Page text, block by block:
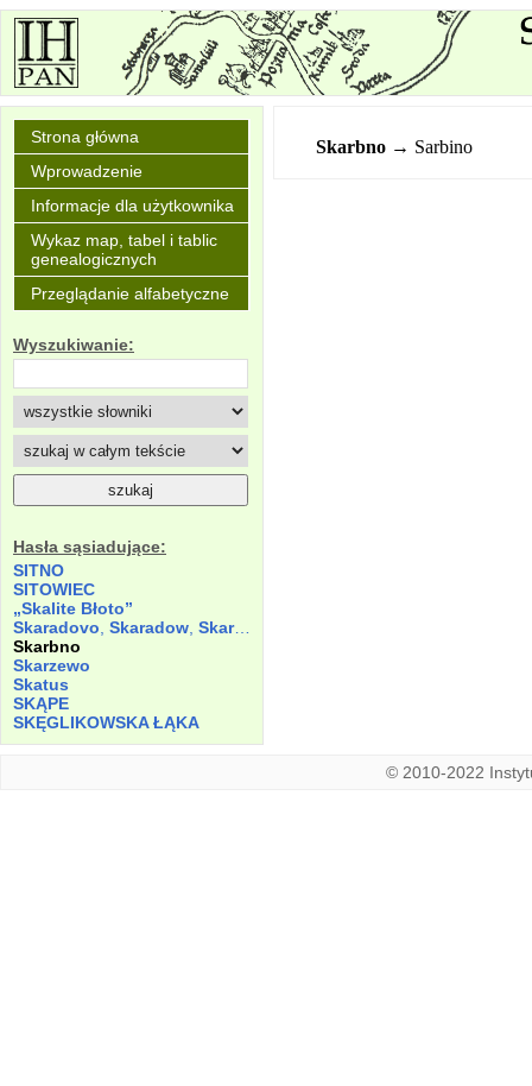
Strona główna
Wprowadzenie
Informacje dla użytkownika
Wykaz map, tabel i tablic
genealogicznych
Przeglądanie alfabetyczne
Wyszukiwanie:
Hasła sąsiadujące:
SITNO
SITOWIEC
„Skalite Błoto”
Skaradovo Skaradow Skaradowo
Skarbno
Skarzewo
Skatus
SKĄPE
SKĘGLIKOWSKA ŁĄKA
Skarbno → Sarbino
© 2010-2022